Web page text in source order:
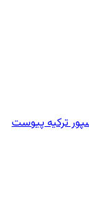
ترکیه پیوست